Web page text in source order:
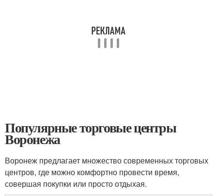
Популярные торговые центры
Воронежа
Воронеж предлагает множество современных торговых
центров, где можно комфортно провести время,
совершая покупки или просто отдыхая.